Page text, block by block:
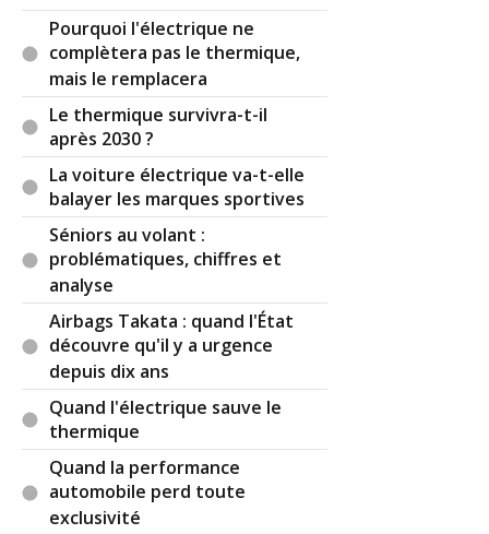
Pourquoi l'électrique ne
complètera pas le thermique,
mais le remplacera
Le thermique survivra-t-il
après 2030 ?
La voiture électrique va-t-elle
balayer les marques sportives
Séniors au volant :
problématiques, chiffres et
analyse
Airbags Takata : quand l'État
découvre qu'il y a urgence
depuis dix ans
Quand l'électrique sauve le
thermique
Quand la performance
automobile perd toute
exclusivité